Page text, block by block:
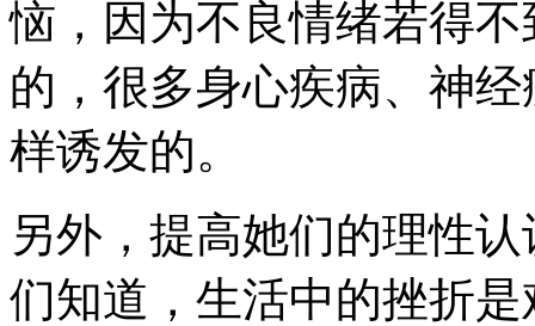
恼，因为不良情绪若得
的，很多身心疾病、神
样诱发的。
另外，提高她们的理性
们知道，生活中的挫折